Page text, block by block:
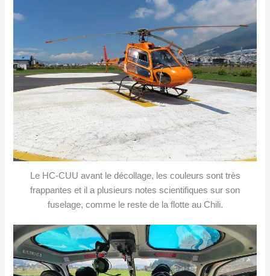
Le HC-CUU avant le décollage, les couleurs sont très
frappantes et il a plusieurs notes scientifiques sur son
fuselage, comme le reste de la flotte au Chili.